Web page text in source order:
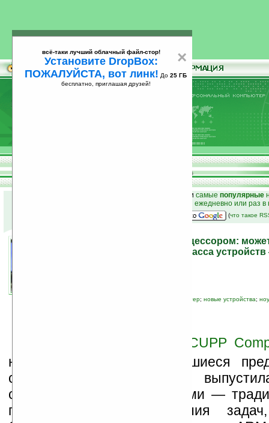
25
и самые популярные
на email ежедневно или раз
(что такое
Ноутбук с ARM и x86 процессором:
представитель нового класса
компьютер; новые устройства;
CUPP
немного поломать устоявшиеся
современных ноутбуках и
сразу с двумя процессорами —
процессором для решения
×
всё-таки лучший облачный файл-стор!
Установите DropBox:
ПОЖАЛУЙСТА, вот линк! До 25 ГБ
бесплатно, приглашая друзей!